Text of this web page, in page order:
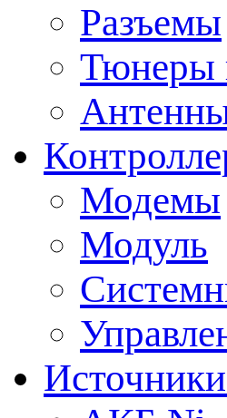
Разъемы
Тюнеры
Модемы
Модуль